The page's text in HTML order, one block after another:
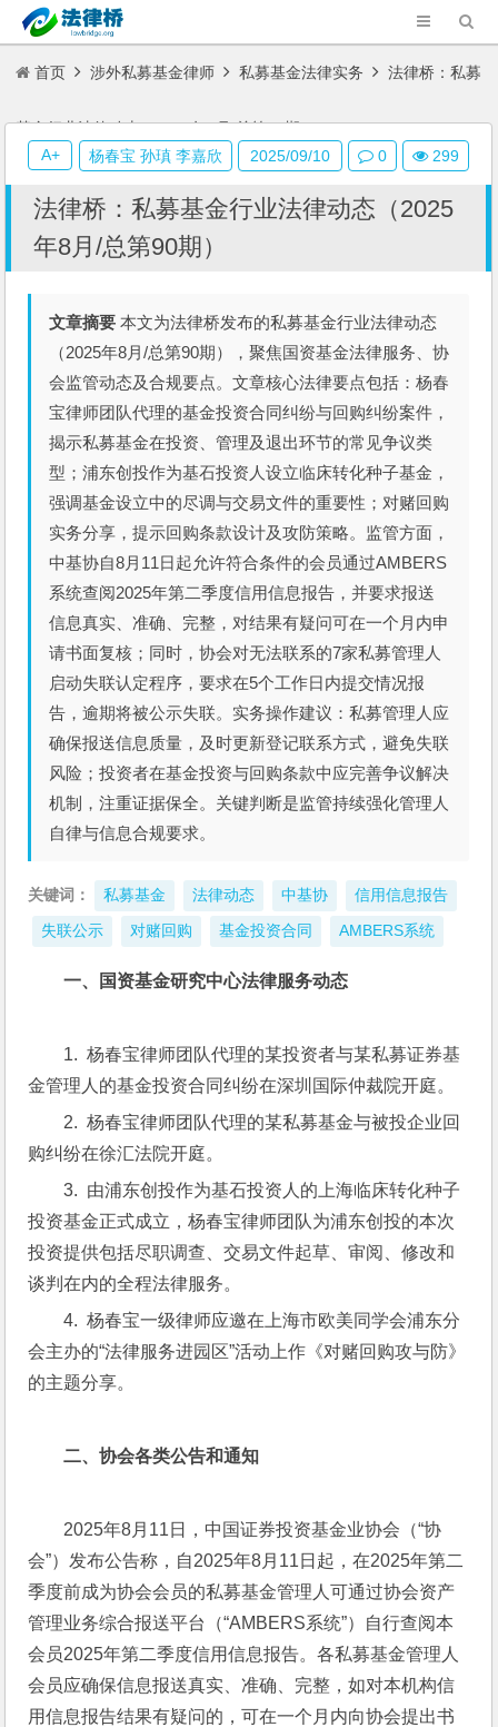
首页 涉外私募基金律师 私募基金法律实务 法律桥：私募
基金行业法律动态（2025年8月/总第90期）
法律桥：私募基金行业法律动态（2025
年8月/总第90期）
文章摘要 本文为法律桥发布的私募基金行业法律动态
（2025年8月/总第90期），聚焦国资基金法律服务、协
会监管动态及合规要点。文章核心法律要点包括：杨春
宝律师团队代理的基金投资合同纠纷与回购纠纷案件，
揭示私募基金在投资、管理及退出环节的常见争议类
型；浦东创投作为基石投资人设立临床转化种子基金，
强调基金设立中的尽调与交易文件的重要性；对赌回购
实务分享，提示回购条款设计及攻防策略。监管方面，
中基协自8月11日起允许符合条件的会员通过AMBERS
系统查阅2025年第二季度信用信息报告，并要求报送
信息真实、准确、完整，对结果有疑问可在一个月内申
请书面复核；同时，协会对无法联系的7家私募管理人
启动失联认定程序，要求在5个工作日内提交情况报
告，逾期将被公示失联。实务操作建议：私募管理人应
确保报送信息质量，及时更新登记联系方式，避免失联
风险；投资者在基金投资与回购条款中应完善争议解决
机制，注重证据保全。关键判断是监管持续强化管理人
自律与信息合规要求。
关键词： 私募基金 法律动态 中基协 信用信息报告
失联公示 对赌回购 基金投资合同 AMBERS系统
一、国资基金研究中心法律服务动态
1.  杨春宝律师团队代理的某投资者与某私募证券基
金管理人的基金投资合同纠纷在深圳国际仲裁院开庭。
2.  杨春宝律师团队代理的某私募基金与被投企业回
购纠纷在徐汇法院开庭。
3.  由浦东创投作为基石投资人的上海临床转化种子
投资基金正式成立，杨春宝律师团队为浦东创投的本次
投资提供包括尽职调查、交易文件起草、审阅、修改和
谈判在内的全程法律服务。
4.  杨春宝一级律师应邀在上海市欧美同学会浦东分
会主办的“法律服务进园区”活动上作《对赌回购攻与防》
的主题分享。
二、协会各类公告和通知
2025年8月11日，中国证券投资基金业协会（“协
会”）发布公告称，自2025年8月11日起，在2025年第二
季度前成为协会会员的私募基金管理人可通过协会资产
管理业务综合报送平台（“AMBERS系统”）自行查阅本
会员2025年第二季度信用信息报告。各私募基金管理人
会员应确保信息报送真实、准确、完整，如对本机构信
用信息报告结果有疑问的，可在一个月内向协会提出书
杨春宝 孙瑱 李嘉欣 2025/09/10 0 299
A+